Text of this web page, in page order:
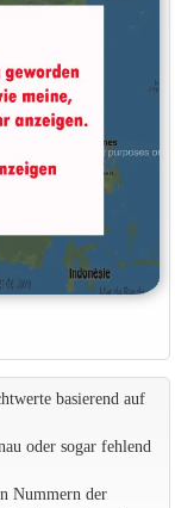
basierend auf
oder sogar fehlend
Nummern der